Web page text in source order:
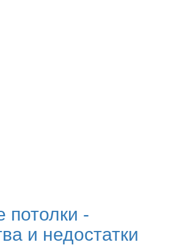
потолки -
и недостатки